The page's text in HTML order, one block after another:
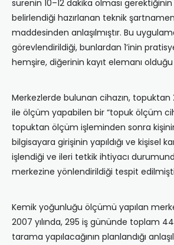
sürenin 10–12 dakika olması
belirlendiği hazırlanan teknik
maddesinden anlaşılmıştır. Bu
görevlendirildiği, bunlardan 1’inin
hemşire, diğerinin kayıt elemanı
Merkezlerde bulunan cihazın, topuktan X
ile ölçüm yapabilen bir “topuk ölçüm
topuktan ölçüm işleminden sonra
bilgisayara girişinin yapıldığı ve kişisel
işlendiği ve ileri tetkik ihtiyacı
merkezine yönlendirildiği tespit
Kemik yoğunluğu ölçümü yapılan
2007 yılında, 295 iş gününde toplam
tarama yapılacağının planlandığı